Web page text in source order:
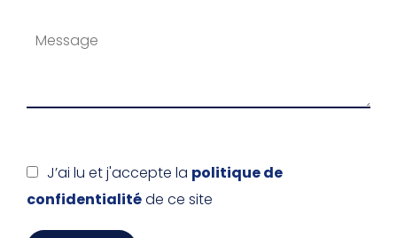
J’ai lu et j'accepte la politique de
confidentialitéde ce site